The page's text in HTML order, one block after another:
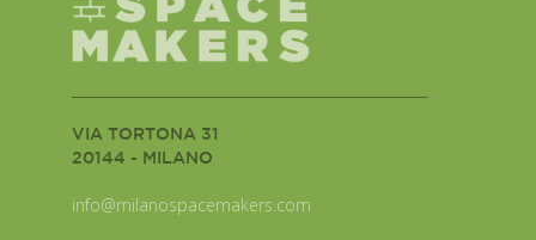
VIA TORTONA 31
20144 - MILANO
info@milanospacemakers.com